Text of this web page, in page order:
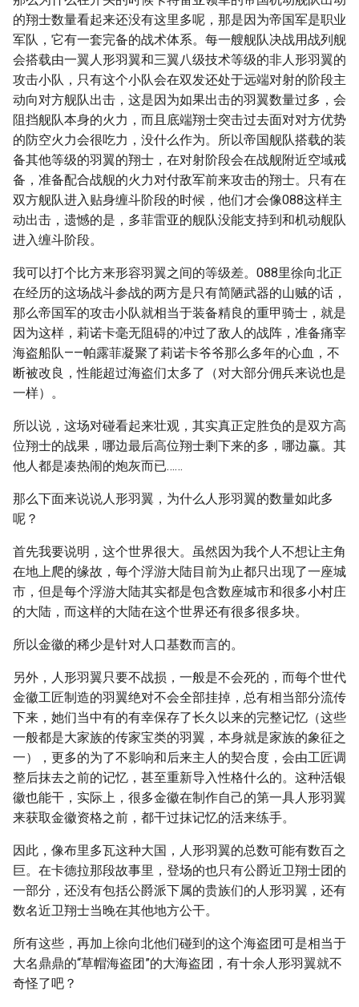
的翔士数量看起来还没有这里多呢，那是因为帝国军是职业
军队，它有一套完备的战术体系。每一艘舰队决战用战列舰
会搭载由一翼人形羽翼和三翼八级技术等级的非人形羽翼的
攻击小队，只有这个小队会在双发还处于远端对射的阶段主
动向对方舰队出击，这是因为如果出击的羽翼数量过多，会
阻挡舰队本身的火力，而且底端翔士突击过去面对对方优势
的防空火力会很吃力，没什么作为。所以帝国舰队搭载的装
备其他等级的羽翼的翔士，在对射阶段会在战舰附近空域戒
备，准备配合战舰的火力对付敌军前来攻击的翔士。只有在
双方舰队进入贴身缠斗阶段的时候，他们才会像088这样主
动出击，遗憾的是，多菲雷亚的舰队没能支持到和机动舰队
进入缠斗阶段。
我可以打个比方来形容羽翼之间的等级差。088里徐向北正
在经历的这场战斗参战的两方是只有简陋武器的山贼的话，
那么帝国军的攻击小队就相当于装备精良的重甲骑士，就是
因为这样，莉诺卡毫无阻碍的冲过了敌人的战阵，准备痛宰
海盗船队——帕露菲凝聚了莉诺卡爷爷那么多年的心血，不
断被改良，性能超过海盗们太多了（对大部分佣兵来说也是
一样）。
所以说，这场对碰看起来壮观，其实真正定胜负的是双方高
位翔士的战果，哪边最后高位翔士剩下来的多，哪边赢。其
他人都是凑热闹的炮灰而已……
那么下面来说说人形羽翼，为什么人形羽翼的数量如此多
呢？
首先我要说明，这个世界很大。虽然因为我个人不想让主角
在地上爬的缘故，每个浮游大陆目前为止都只出现了一座城
市，但是每个浮游大陆其实都是包含数座城市和很多小村庄
的大陆，而这样的大陆在这个世界还有很多很多块。
所以金徽的稀少是针对人口基数而言的。
另外，人形羽翼只要不战损，一般是不会死的，而每个世代
金徽工匠制造的羽翼绝对不会全部挂掉，总有相当部分流传
下来，她们当中有的有幸保存了长久以来的完整记忆（这些
一般都是大家族的传家宝类的羽翼，本身就是家族的象征之
一），更多的为了不影响和后来主人的契合度，会由工匠调
整后抹去之前的记忆，甚至重新导入性格什么的。这种活银
徽也能干，实际上，很多金徽在制作自己的第一具人形羽翼
来获取金徽资格之前，都干过抹记忆的活来练手。
因此，像布里多瓦这种大国，人形羽翼的总数可能有数百之
巨。在卡德拉那段故事里，登场的也只有公爵近卫翔士团的
一部分，还没有包括公爵派下属的贵族们的人形羽翼，还有
数名近卫翔士当晚在其他地方公干。
所有这些，再加上徐向北他们碰到的这个海盗团可是相当于
大名鼎鼎的“草帽海盗团”的大海盗团，有十余人形羽翼就不
奇怪了吧？